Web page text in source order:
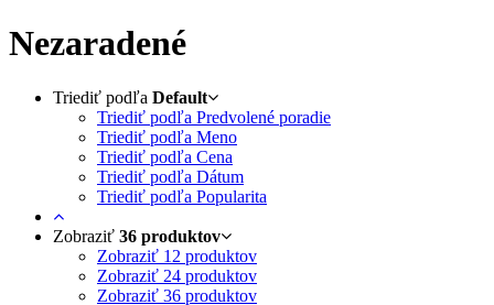
Nezaradené
Triediť podľa Default
Triediť podľa Predvolené poradie
Triediť podľa Meno
Triediť podľa Cena
Triediť podľa Dátum
Triediť podľa Popularita
Zobraziť 36 produktov
Zobraziť 12 produktov
Zobraziť 24 produktov
Zobraziť 36 produktov